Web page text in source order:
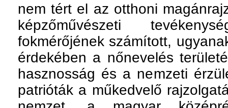
nem tért el az otthoni
képzőművészeti
fokmérőjének számított,
érdekében a nőnevelés
hasznosság és a nemzeti
patrióták a műkedvelő